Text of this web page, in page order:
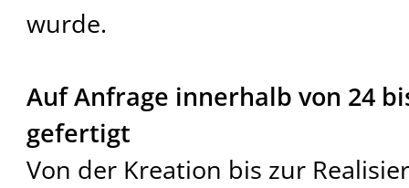
wurde.
Auf Anfrage innerhalb von 24
gefertigt
Von der Kreation bis zur